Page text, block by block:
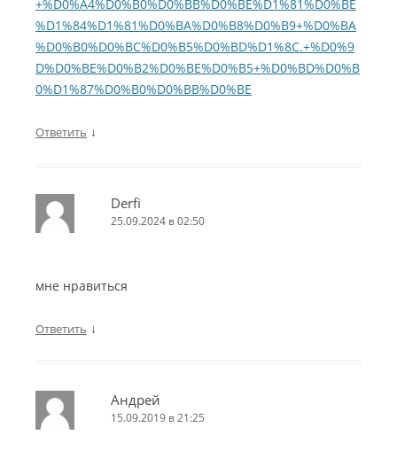
+%D0%A4%D0%B0%D0%BB%D0%BE%D1%81%D0%BE
%D1%84%D1%81%D0%BA%D0%B8%D0%B9+%D0%BA
%D0%B0%D0%BC%D0%B5%D0%BD%D1%8C.+%D0%9
D%D0%BE%D0%B2%D0%BE%D0%B5+%D0%BD%D0%B
0%D1%87%D0%B0%D0%BB%D0%BE
Ответить ↓
Derfi
25.09.2024 в 02:50
мне нравиться
Ответить ↓
Андрей
15.09.2019 в 21:25